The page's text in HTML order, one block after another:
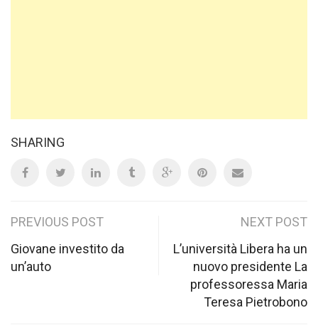
SHARING
Post
navigation
PREVIOUS POST
Giovane investito da
un’auto
NEXT POST
L’università Libera ha un
nuovo presidente La
professoressa Maria
Teresa Pietrobono